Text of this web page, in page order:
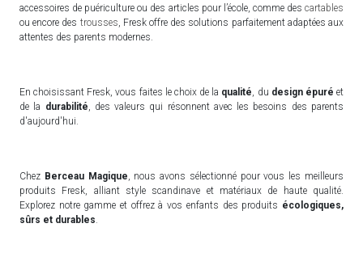
accessoires de puériculture ou des articles pour l’école, comme des cartables
ou encore des trousses , Fresk offre des solutions parfaitement adaptées aux
attentes des parents modernes.
En choisissant Fresk, vous faites le choix de la qualité , du design épuré et
de la durabilité , des valeurs qui résonnent avec les besoins des parents
d'aujourd'hui.
Chez Berceau Magique , nous avons sélectionné pour vous les meilleurs
produits Fresk, alliant style scandinave et matériaux de haute qualité.
Explorez notre gamme et offrez à vos enfants des produits écologiques,
sûrs et durables